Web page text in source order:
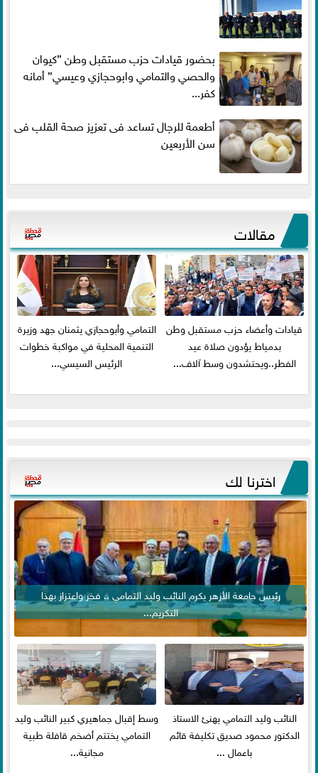
بحضور قيادات حزب مستقبل وطن ”كيوان
والحصي والتمامي وابوحجازي وعيسي” أمانه
كفر...
أطعمة للرجال تساعد فى تعزيز صحة القلب فى
سن الأربعين
مقالات
قيادات وأعضاء حزب مستقبل وطن
بدمياط يؤدون صلاة عيد
الفطر..ويحتشدون وسط آلاف...
التمامي وأبوحجازي يثمنان جهد وزيرة
التنمية المحلية في مواكبة خطوات
الرئيس السيسي...
اخترنا لك
رئيس جامعة الأزهر يكرم النائب وليد التمامي .. فخر واعتزاز بهذا
التكريم...
النائب وليد التمامي يهنئ الاستاذ
الدكتور محمود صديق تكليفة قائم
باعمال ...
وسط إقبال جماهيري كبير النائب وليد
التمامي يختتم أضخم قافلة طبية
مجانية...